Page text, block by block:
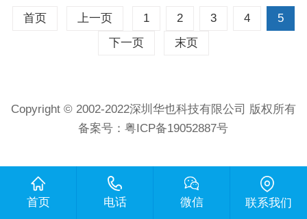
首页 上一页 1 2 3 4
5
下一页
末页
Copyright © 2002-2022深圳华也科技有限公司 版权所有
备案号：粤ICP备19052887号
首页 电话 微信 联系我们